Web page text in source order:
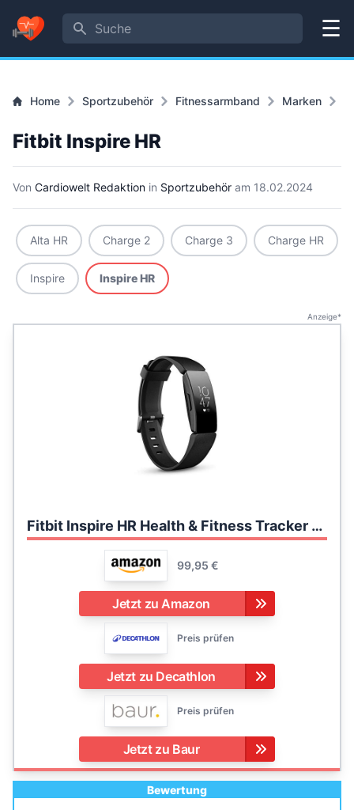
Suche
Menü
Home Sportzubehör Fitnessarmband Marken
Fitbit Inspire HR
Von Cardiowelt Redaktion in Sportzubehör am 18.02.2024
Alta HR Charge 2 Charge 3 Charge HR
Inspire Inspire HR
Anzeige*
Fitbit Inspire HR Health & Fitness Tracker with Auto-Exercise Recognition, 5 Day Battery, Sleep & Swim Tracking, Black
99,95 €
Jetzt zu Amazon
Preis prüfen
Jetzt zu Decathlon
Preis prüfen
Jetzt zu Baur
Bewertung